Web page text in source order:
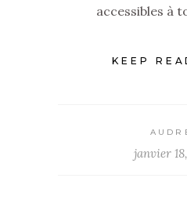
accessibles à
KEEP
janvier